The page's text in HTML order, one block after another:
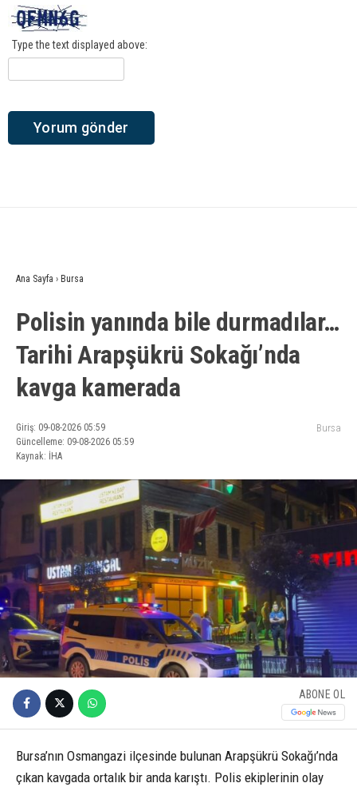
Type the text displayed above:
Ana Sayfa › Bursa
Polisin yanında bile durmadılar…
Tarihi Arapşükrü Sokağı’nda
kavga kamerada
Giriş: 09-08-2026 05:59
Güncelleme: 09-08-2026 05:59
Kaynak: İHA
Bursa
ABONE OL
Bursa’nın Osmangazi ilçesinde bulunan Arapşükrü Sokağı’nda
çıkan kavgada ortalık bir anda karıştı. Polis ekiplerinin olay